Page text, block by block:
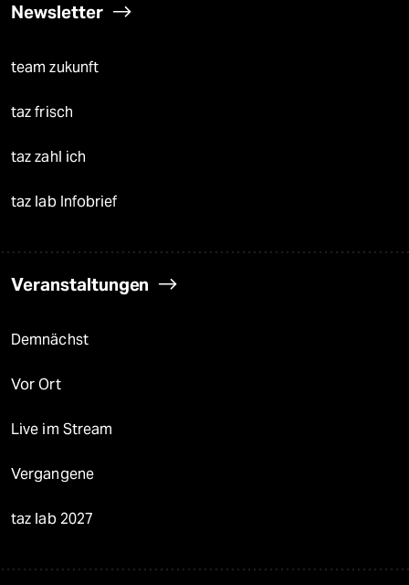
Newsletter
team zukunft
taz frisch
taz zahl ich
taz lab Infobrief
Veranstaltungen
Demnächst
Vor Ort
Live im Stream
Vergangene
taz lab 2027